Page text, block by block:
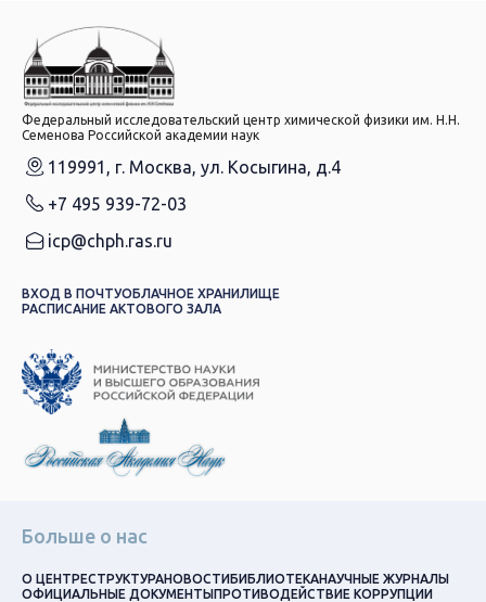
Федеральный исследовательский центр химической физики им. Н.Н.
Семенова Российской академии наук
119991, г. Москва, ул. Косыгина, д.4
+7 495 939-72-03
icp@chph.ras.ru
ВХОД В ПОЧТУОБЛАЧНОЕ ХРАНИЛИЩЕ
РАСПИСАНИЕ АКТОВОГО ЗАЛА
Больше о нас
О ЦЕНТРЕСТРУКТУРАНОВОСТИБИБЛИОТЕКАНАУЧНЫЕ ЖУРНАЛЫ
ОФИЦИАЛЬНЫЕ ДОКУМЕНТЫПРОТИВОДЕЙСТВИЕ КОРРУПЦИИ